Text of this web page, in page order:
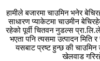
हामीले बजारमा चाउमिन भनेर
साधारण प्याकेटमा चाउमीन
रहेको पूर्वी चितवन नुडल्स
भएता पनि त्यसमा उत्पादन मिति
यसबाट प्रष्ट हुन्छ की चाउमिन
खेलवाड